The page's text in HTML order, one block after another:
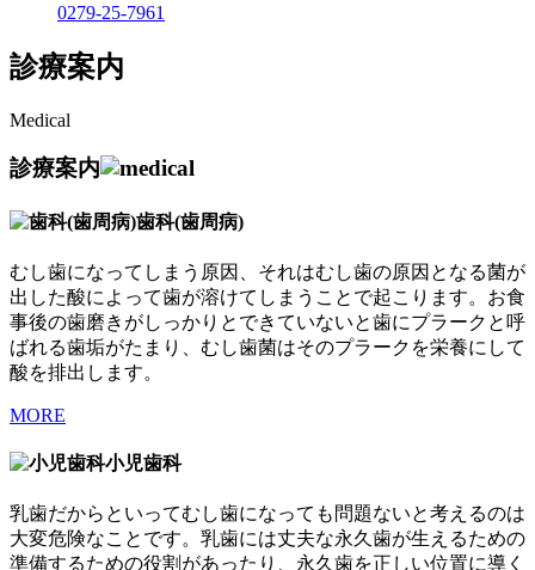
0279-25-7961
診療案内
Medical
診療案内
歯科(歯周病)
むし歯になってしまう原因、それはむし歯の原因となる菌が
出した酸によって歯が溶けてしまうことで起こります。お食
事後の歯磨きがしっかりとできていないと歯にプラークと呼
ばれる歯垢がたまり、むし歯菌はそのプラークを栄養にして
酸を排出します。
MORE
小児歯科
乳歯だからといってむし歯になっても問題ないと考えるのは
大変危険なことです。乳歯には丈夫な永久歯が生えるための
準備するための役割があったり、永久歯を正しい位置に導く